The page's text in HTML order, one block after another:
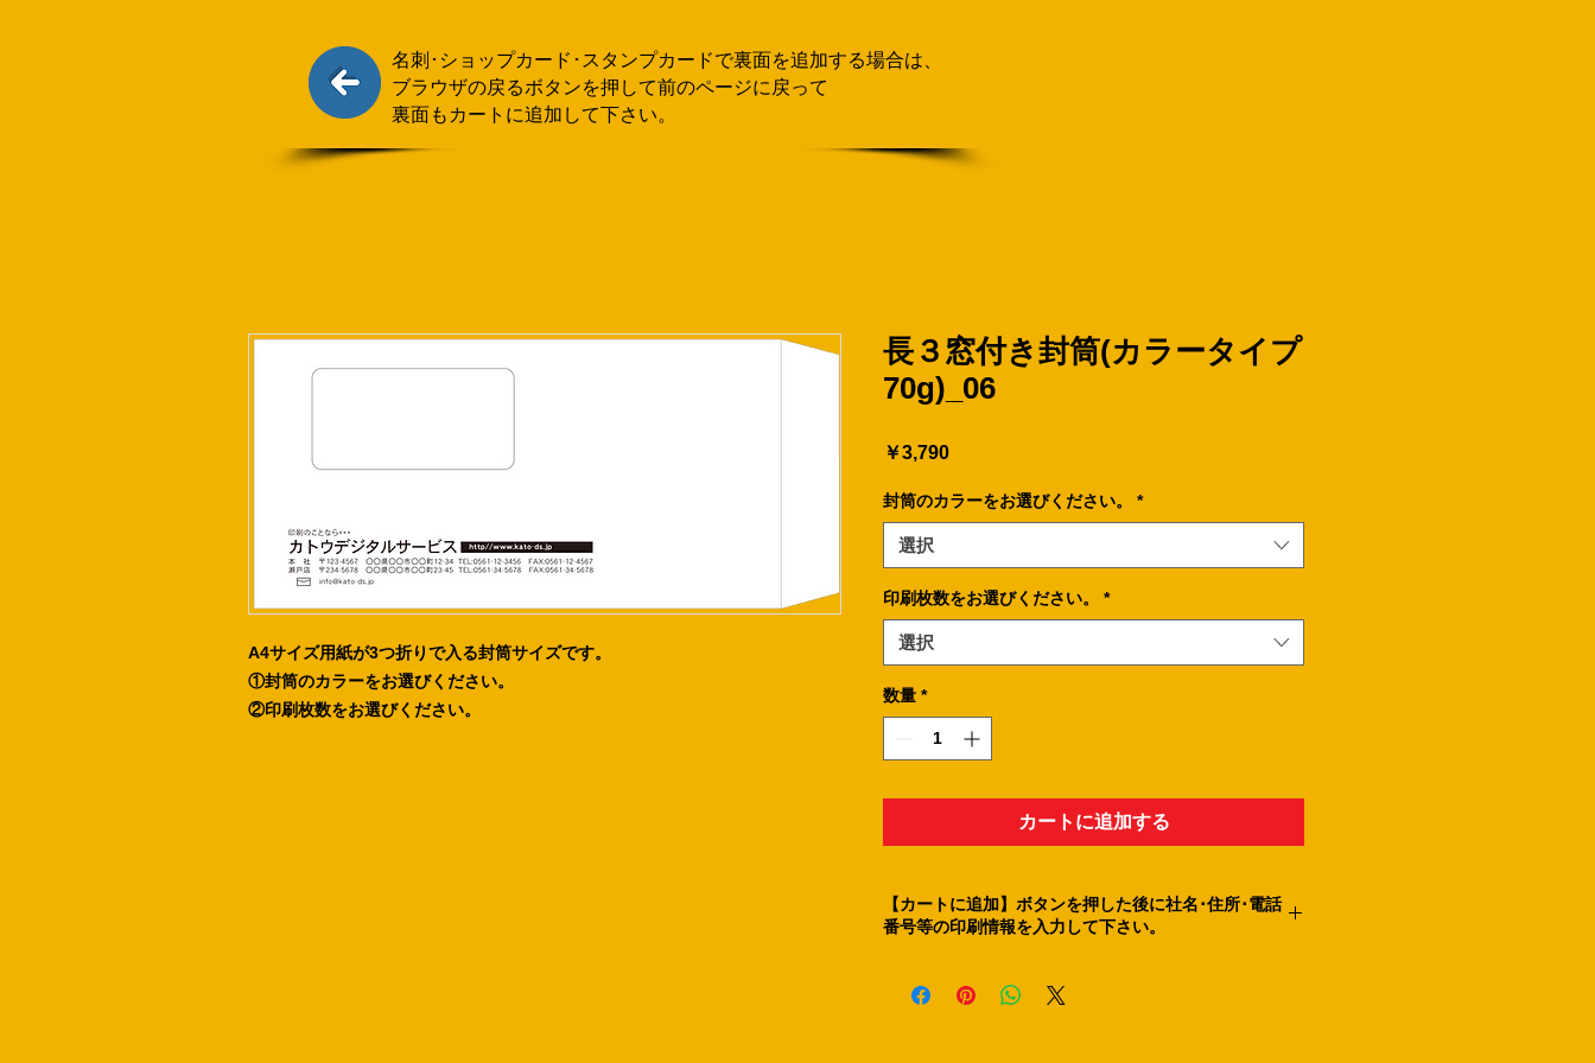
名刺･ショップカード･スタンプカードで​裏面を追加する場合は、
ブラウザの戻るボタンを押して前のページに戻って
裏面もカートに追加して下さい。
A4サイズ用紙が3つ折りで入る封筒サイズです。
①封筒のカラーをお選びください。
②印刷枚数をお選びください。
長３窓付き封筒(カラータイプ
70g)_06
￥3,790価
封筒のカラーをお選びください。 *
選択
印刷枚数をお選びください。 *
選択
数量 *
カートに追加する
【カートに追加】ボタンを押した後に社名･住所･電話
番号等の印刷情報を入力して下さい。